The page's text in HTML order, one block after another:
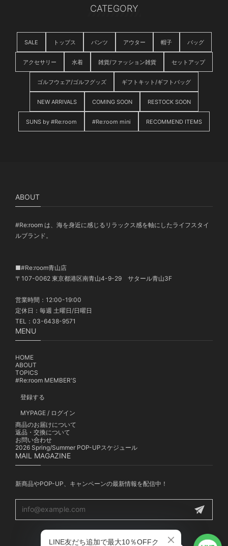
CATEGORY
SALE トップス パンツ アウター 帽子 バッグ
アクセサリー 水着 雑貨/ファッション雑貨 セットアップ
ゴルフウェア/ゴルフグッズ ギフトキット/ギフトバッグ
NEW ARRIVALS COMING SOON RESTOCK SOON
SUNS by #Re:room #Re:room mini RECOMMEND ITEMS
ABOUT
#Re:room は、海を身近に感じるリラックス感を軸にしたライフスタイ
ルブランド。
■#Re:room青山店
〒107-0062 東京都港区南青山4-9-29 サタール青山3F
営業時間：12:00-19:00
定休日：毎週 土曜日/日曜日
TEL：03-6438-9571
MENU
HOME
ABOUT
TOPICS
#Re:room MEMBER'S
登録する
MYPAGE / ログイン
商品のお届けについて
返品・交換について
お問い合わせ
2026 Spring/Summer POP-UPスケジュール
MAIL MAGAZINE
新商品やPOP-UP、キャンペーンの最新情報を配信中！